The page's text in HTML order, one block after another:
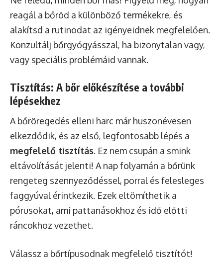
reagál a bőröd a különböző termékekre, és
alakítsd a rutinodat az igényeidnek megfelelően.
Konzultálj bőrgyógyásszal, ha bizonytalan vagy,
vagy speciális problémáid vannak.
Tisztítás: A bőr előkészítése a további
lépésekhez
A bőröregedés elleni harc már huszonévesen
elkezdődik, és az első, legfontosabb lépés a
megfelelő tisztítás. Ez nem csupán a smink
eltávolítását jelenti! A nap folyamán a bőrünk
rengeteg szennyeződéssel, porral és felesleges
faggyúval érintkezik. Ezek eltömíthetik a
pórusokat, ami pattanásokhoz és idő előtti
ráncokhoz vezethet.
Válassz a bőrtípusodnak megfelelő tisztítót!